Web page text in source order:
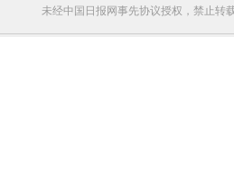
未经中国日报网事先协议授权，禁止转